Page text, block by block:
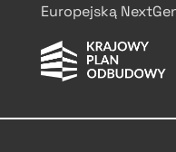
Europejską